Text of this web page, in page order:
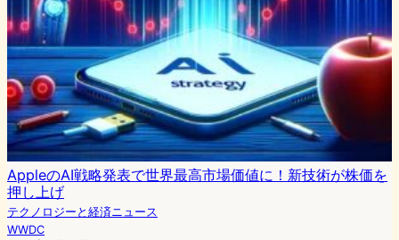
AppleのAI戦略発表で世界最高市場価値に！新技術が株価を
押し上げ
テクノロジーと経済ニュース
WWDC